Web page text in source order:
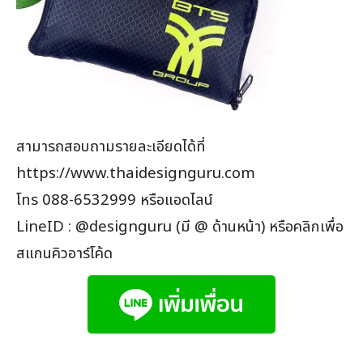
สามารถสอบถามรายละเอียดได้ที่
https://www.thaidesignguru.com
โทร 088-6532999 หรือแอดไลน์
LineID : @designguru (มี @ ด้านหน้า) หรือคลิกเพื่อ
สแกนคิวอาร์โค้ด